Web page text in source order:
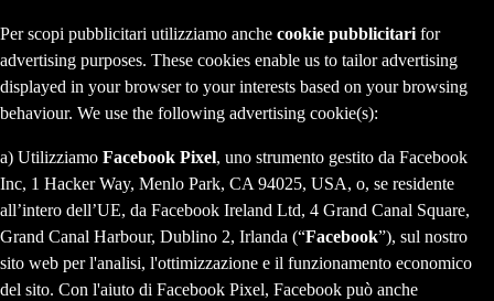
Per scopi pubblicitari utilizziamo anche cookie pubblicitari for
advertising purposes. These cookies enable us to tailor advertising
displayed in your browser to your interests based on your browsing
behaviour. We use the following advertising cookie(s):
a) Utilizziamo Facebook Pixel, uno strumento gestito da Facebook
Inc, 1 Hacker Way, Menlo Park, CA 94025, USA, o, se residente
all’intero dell’UE, da Facebook Ireland Ltd, 4 Grand Canal Square,
Grand Canal Harbour, Dublino 2, Irlanda (“Facebook”), sul nostro
sito web per l'analisi, l'ottimizzazione e il funzionamento economico
del sito. Con l'aiuto di Facebook Pixel, Facebook può anche